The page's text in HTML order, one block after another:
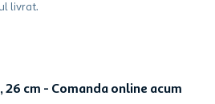
livrat.